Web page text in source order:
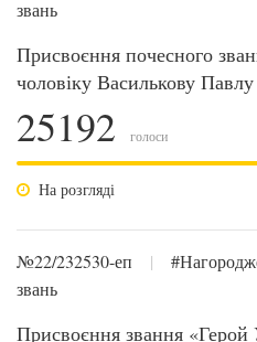
звань
Присвоєння почесного
чоловіку Василькову
25192 голоси
На розгляді
№22/232530-еп |
звань
Присвоєння звання «Герой